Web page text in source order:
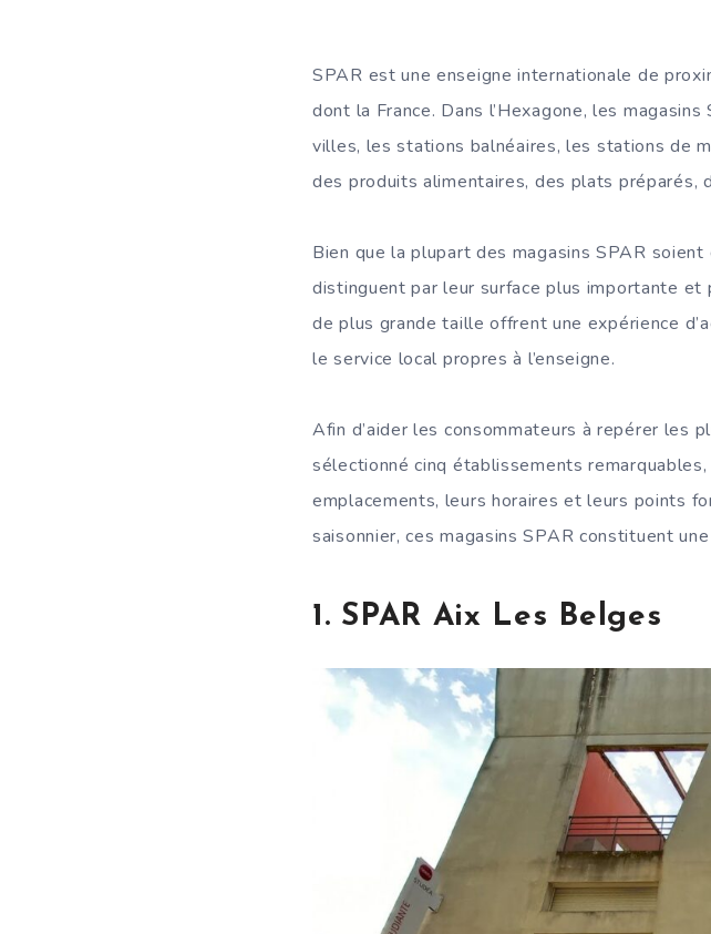
SPAR est une enseigne internationale de
dont la France. Dans l’Hexagone, les
villes, les stations balnéaires, les stations de
des produits alimentaires, des plats préparés,
Bien que la plupart des magasins SPAR
distinguent par leur surface plus importante et
de plus grande taille offrent une expérience
le service local propres à l’enseigne.
Afin d’aider les consommateurs à repérer les
sélectionné cinq établissements
emplacements, leurs horaires et leurs points
saisonnier, ces magasins SPAR constituent
1. SPAR Aix Les Belges